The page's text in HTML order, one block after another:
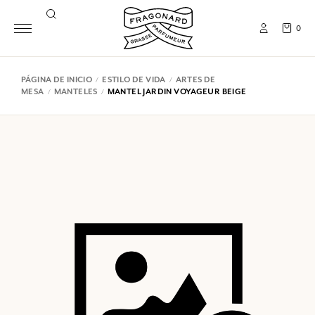
0
PÁGINA DE INICIO ESTILO DE VIDA
ARTES DE
MESA
MANTELES MANTEL JARDIN VOYAGEUR BEIGE